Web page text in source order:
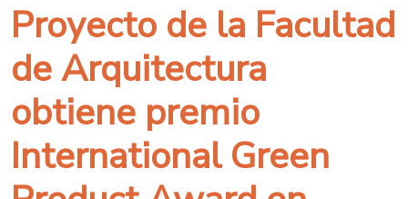
Proyecto de la Facultad
de Arquitectura
obtiene premio
International Green